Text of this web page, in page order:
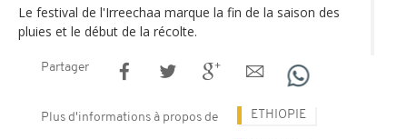
Le festival de l'Irreechaa marque la fin de la saison des
pluies et le début de la récolte.
Partager
Plus d'informations à propos de ETHIOPIE